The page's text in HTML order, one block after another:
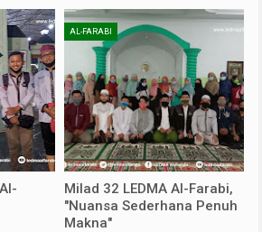
AL-FARABI
Milad 32 LEDMA Al-Farabi,
"Nuansa Sederhana Penuh
Makna"